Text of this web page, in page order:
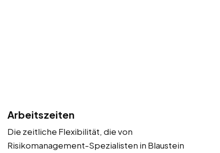
Arbeitszeiten
Die zeitliche Flexibilität, die von
Risikomanagement-Spezialisten in Blaustein